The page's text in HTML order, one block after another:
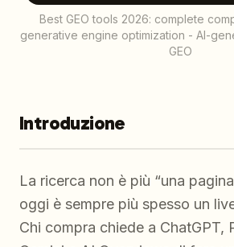
Best GEO tools 2026: complete
generative engine optimization - AI-
GEO
Introduzione
La ricerca non è più “una
oggi è sempre più spesso un
Chi compra chiede a ChatGPT,